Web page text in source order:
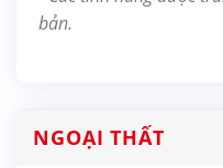
bản.
NGOẠI THẤT